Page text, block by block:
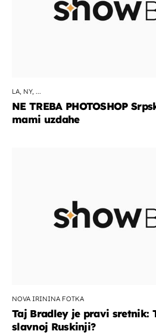
LA, NY, ...
NE TREBA PHOTOSHOP
mami uzdahe
NOVA IRININA FOTKA
Taj Bradley je pravi sretnik:
slavnoj Ruskinji?